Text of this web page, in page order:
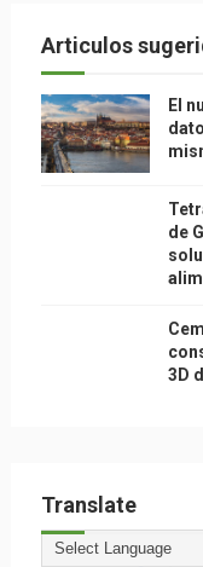
Articulos
El
de
3D
Translate